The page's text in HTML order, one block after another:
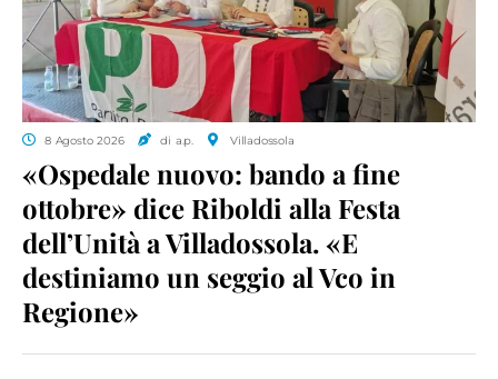
8 Agosto 2026 di a.p. Villadossola
«Ospedale nuovo: bando a fine
ottobre» dice Riboldi alla Festa
dell’Unità a Villadossola. «E
destiniamo un seggio al Vco in
Regione»